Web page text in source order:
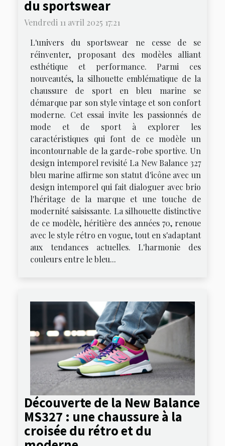
du sportswear
Vendredi 11 avril 2025 17:21
L'univers du sportswear ne cesse de se
réinventer, proposant des modèles alliant
esthétique et performance. Parmi ces
nouveautés, la silhouette emblématique de la
chaussure de sport en bleu marine se
démarque par son style vintage et son confort
moderne. Cet essai invite les passionnés de
mode et de sport à explorer les
caractéristiques qui font de ce modèle un
incontournable de la garde-robe sportive. Un
design intemporel revisité La New Balance 327
bleu marine affirme son statut d'icône avec un
design intemporel qui fait dialoguer avec brio
l'héritage de la marque et une touche de
modernité saisissante. La silhouette distinctive
de ce modèle, héritière des années 70, renoue
avec le style rétro en vogue, tout en s'adaptant
aux tendances actuelles. L'harmonie des
couleurs entre le bleu...
Découverte de la New Balance
MS327 : une chaussure à la
croisée du rétro et du